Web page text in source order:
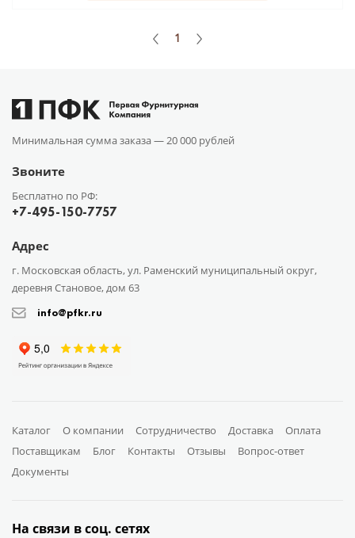
1
Минимальная сумма заказа —20 000 рублей
Звоните
Бесплатно по РФ:
+7-495-150-7757
Адрес
г. Московская область, ул. Раменский муниципальный округ,
деревня Становое, дом 63
info@pfkr.ru
Каталог О компании Сотрудничество Доставка
Оплата
Поставщикам
Блог Контакты Отзывы
Вопрос-ответ
Документы
На связи в соц. сетях